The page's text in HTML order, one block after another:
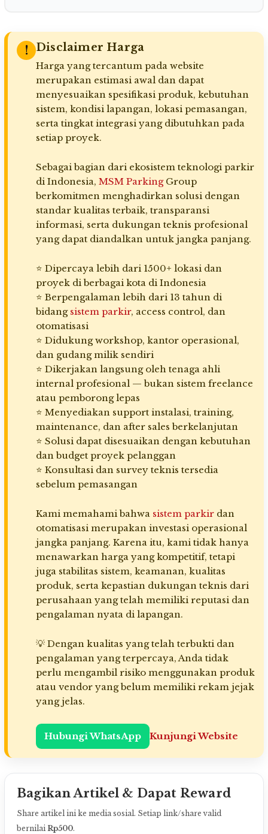
! Disclaimer Harga
Harga yang tercantum pada website
merupakan estimasi awal dan dapat
menyesuaikan spesifikasi produk, kebutuhan
sistem, kondisi lapangan, lokasi pemasangan,
serta tingkat integrasi yang dibutuhkan pada
setiap proyek.
Sebagai bagian dari ekosistem teknologi parkir
di Indonesia, MSM ParkingGroup
berkomitmen menghadirkan solusi dengan
standar kualitas terbaik, transparansi
informasi, serta dukungan teknis profesional
yang dapat diandalkan untuk jangka panjang.
⭐ Dipercaya lebih dari 1500+ lokasi dan
proyek di berbagai kota di Indonesia
⭐ Berpengalaman lebih dari 13 tahun di
bidang sistem parkir, access control, dan
otomatisasi
⭐ Didukung workshop, kantor operasional,
dan gudang milik sendiri
⭐ Dikerjakan langsung oleh tenaga ahli
internal profesional — bukan sistem freelance
atau pemborong lepas
⭐ Menyediakan support instalasi, training,
maintenance, dan after sales berkelanjutan
⭐ Solusi dapat disesuaikan dengan kebutuhan
dan budget proyek pelanggan
⭐ Konsultasi dan survey teknis tersedia
sebelum pemasangan
Kami memahami bahwa sistem parkir dan
otomatisasi merupakan investasi operasional
jangka panjang. Karena itu, kami tidak hanya
menawarkan harga yang kompetitif, tetapi
juga stabilitas sistem, keamanan, kualitas
produk, serta kepastian dukungan teknis dari
perusahaan yang telah memiliki reputasi dan
pengalaman nyata di lapangan.
💡 Dengan kualitas yang telah terbukti dan
pengalaman yang terpercaya, Anda tidak
perlu mengambil risiko menggunakan produk
atau vendor yang belum memiliki rekam jejak
yang jelas.
Hubungi WhatsApp Kunjungi Website
Bagikan Artikel & Dapat Reward
Share artikel ini ke media sosial. Setiap link/share valid
bernilaiRp500.